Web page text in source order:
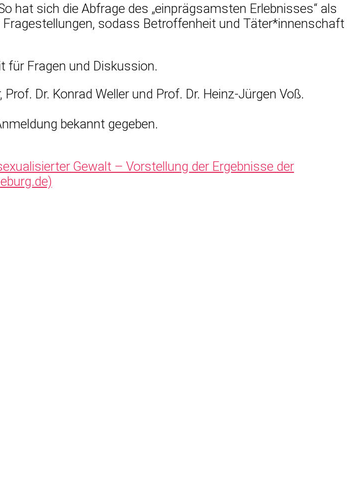
hat sich die Abfrage des „einprägsamsten Erlebnisses“ als
sodass Betroffenheit und Täter*innenschaft
für Fragen und Diskussion.
Dr. Konrad Weller und Prof. Dr. Heinz-Jürgen Voß.
bekannt gegeben.
Gewalt – Vorstellung der Ergebnisse der